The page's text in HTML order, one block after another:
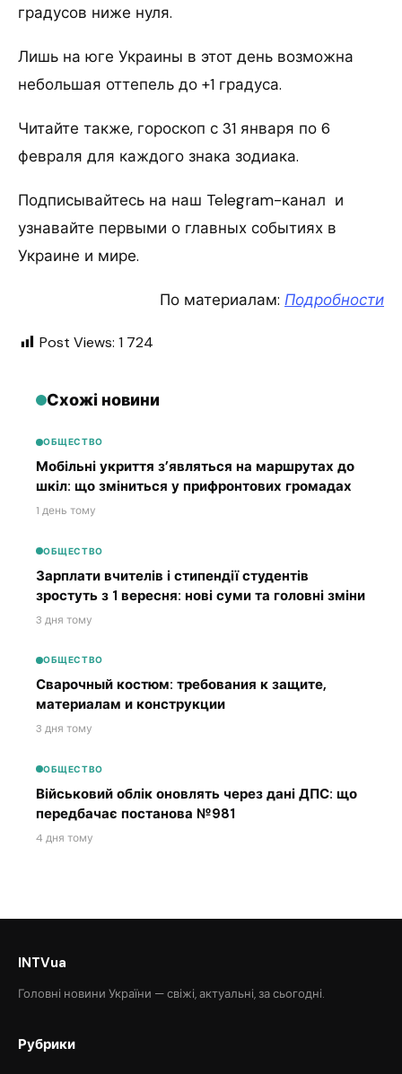
градусов ниже нуля.
Лишь на юге Украины в этот день возможна
небольшая оттепель до +1 градуса.
Читайте также, гороскоп с 31 января по 6
февраля для каждого знака зодиака.
Подписывайтесь на наш Telegram-канал и
узнавайте первыми о главных событиях в
Украине и мире.
По материалам: Подробности
Post Views: 1 724
Схожі новини
ОБЩЕСТВО
Мобільні укриття з’являться на маршрутах до
шкіл: що зміниться у прифронтових громадах
1 день тому
ОБЩЕСТВО
Зарплати вчителів і стипендії студентів
зростуть з 1 вересня: нові суми та головні зміни
3 дня тому
ОБЩЕСТВО
Сварочный костюм: требования к защите,
материалам и конструкции
3 дня тому
ОБЩЕСТВО
Військовий облік оновлять через дані ДПС: що
передбачає постанова №981
4 дня тому
INTVua
Головні новини України — свіжі, актуальні, за сьогодні.
Рубрики